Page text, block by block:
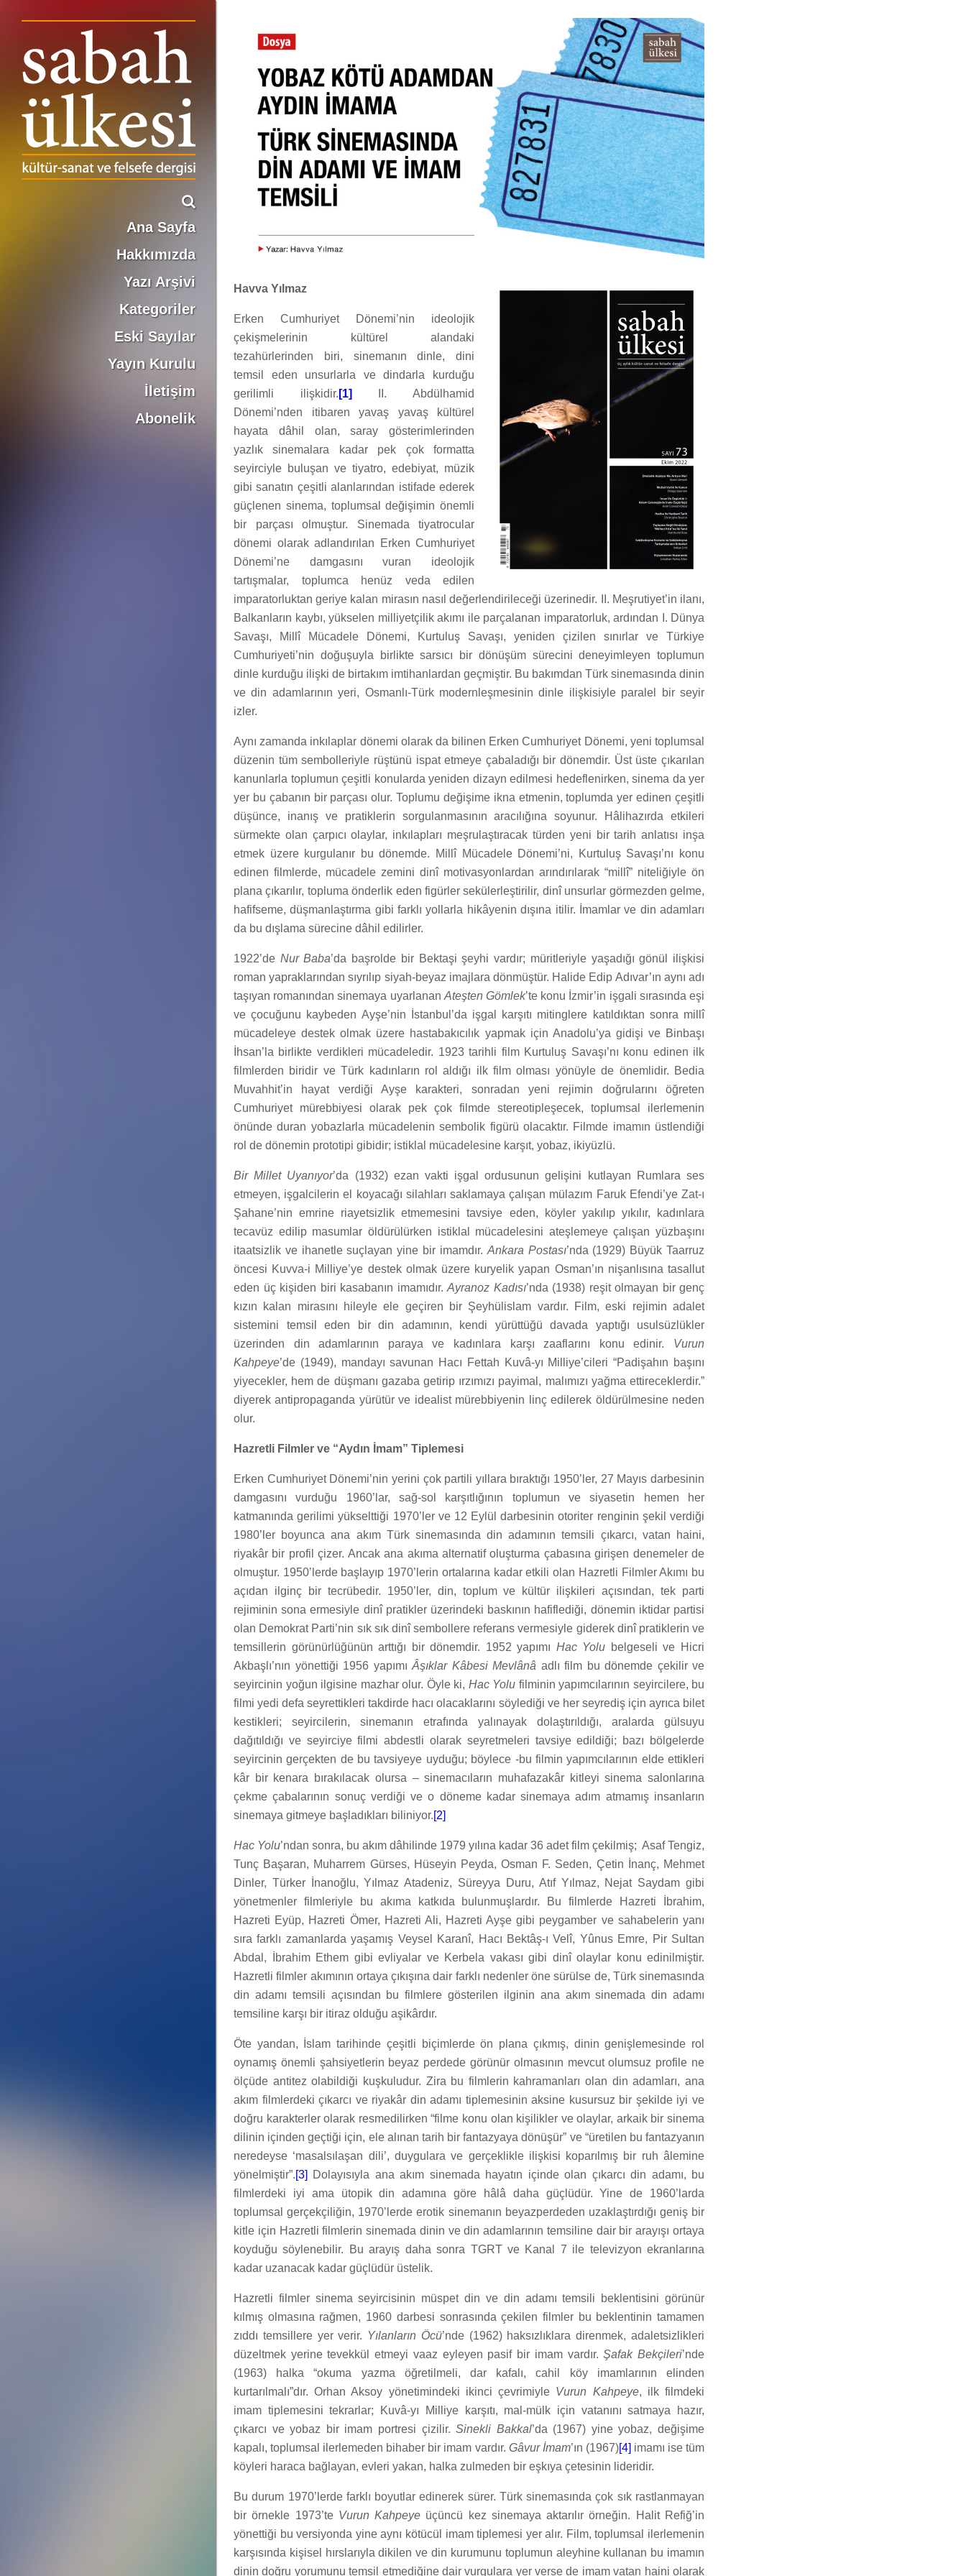
Ana Sayfa
Hakkımızda
Yazı Arşivi
Kategoriler
Eski Sayılar
Yayın Kurulu
İletişim
Abonelik
Havva Yılmaz
Erken Cumhuriyet Dönemi’nin ideolojik
çekişmelerinin kültürel alandaki
tezahürlerinden biri, sinemanın dinle, dini
temsil eden unsurlarla ve dindarla kurduğu
gerilimli ilişkidir. [1] II. Abdülhamid
Dönemi’nden itibaren yavaş yavaş kültürel
hayata dâhil olan, saray gösterimlerinden
yazlık sinemalara kadar pek çok formatta
seyirciyle buluşan ve tiyatro, edebiyat, müzik
gibi sanatın çeşitli alanlarından istifade ederek
güçlenen sinema, toplumsal değişimin önemli
bir parçası olmuştur. Sinemada tiyatrocular
dönemi olarak adlandırılan Erken Cumhuriyet
Dönemi’ne damgasını vuran ideolojik
tartışmalar, toplumca henüz veda edilen
imparatorluktan geriye kalan mirasın nasıl değerlendirileceği üzerinedir. II. Meşrutiyet’in ilanı,
Balkanların kaybı, yükselen milliyetçilik akımı ile parçalanan imparatorluk, ardından I. Dünya
Savaşı, Millî Mücadele Dönemi, Kurtuluş Savaşı, yeniden çizilen sınırlar ve Türkiye
Cumhuriyeti’nin doğuşuyla birlikte sarsıcı bir dönüşüm sürecini deneyimleyen toplumun
dinle kurduğu ilişki de birtakım imtihanlardan geçmiştir. Bu bakımdan Türk sinemasında dinin
ve din adamlarının yeri, Osmanlı-Türk modernleşmesinin dinle ilişkisiyle paralel bir seyir
izler.
Aynı zamanda inkılaplar dönemi olarak da bilinen Erken Cumhuriyet Dönemi, yeni toplumsal
düzenin tüm sembolleriyle rüştünü ispat etmeye çabaladığı bir dönemdir. Üst üste çıkarılan
kanunlarla toplumun çeşitli konularda yeniden dizayn edilmesi hedeflenirken, sinema da yer
yer bu çabanın bir parçası olur. Toplumu değişime ikna etmenin, toplumda yer edinen çeşitli
düşünce, inanış ve pratiklerin sorgulanmasının aracılığına soyunur. Hâlihazırda etkileri
sürmekte olan çarpıcı olaylar, inkılapları meşrulaştıracak türden yeni bir tarih anlatısı inşa
etmek üzere kurgulanır bu dönemde. Millî Mücadele Dönemi’ni, Kurtuluş Savaşı’nı konu
edinen filmlerde, mücadele zemini dinî motivasyonlardan arındırılarak “millî” niteliğiyle ön
plana çıkarılır, topluma önderlik eden figürler sekülerleştirilir, dinî unsurlar görmezden gelme,
hafifseme, düşmanlaştırma gibi farklı yollarla hikâyenin dışına itilir. İmamlar ve din adamları
da bu dışlama sürecine dâhil edilirler.
1922’de Nur Baba’da başrolde bir Bektaşi şeyhi vardır; müritleriyle yaşadığı gönül ilişkisi
roman yapraklarından sıyrılıp siyah-beyaz imajlara dönmüştür. Halide Edip Adıvar’ın aynı adı
taşıyan romanından sinemaya uyarlanan Ateşten Gömlek’te konu İzmir’in işgali sırasında eşi
ve çocuğunu kaybeden Ayşe’nin İstanbul’da işgal karşıtı mitinglere katıldıktan sonra millî
mücadeleye destek olmak üzere hastabakıcılık yapmak için Anadolu’ya gidişi ve Binbaşı
İhsan’la birlikte verdikleri mücadeledir. 1923 tarihli film Kurtuluş Savaşı’nı konu edinen ilk
filmlerden biridir ve Türk kadınların rol aldığı ilk film olması yönüyle de önemlidir. Bedia
Muvahhit’in hayat verdiği Ayşe karakteri, sonradan yeni rejimin doğrularını öğreten
Cumhuriyet mürebbiyesi olarak pek çok filmde stereotipleşecek, toplumsal ilerlemenin
önünde duran yobazlarla mücadelenin sembolik figürü olacaktır. Filmde imamın üstlendiği
rol de dönemin prototipi gibidir; istiklal mücadelesine karşıt, yobaz, ikiyüzlü.
Bir Millet Uyanıyor’da (1932) ezan vakti işgal ordusunun gelişini kutlayan Rumlara ses
etmeyen, işgalcilerin el koyacağı silahları saklamaya çalışan mülazım Faruk Efendi’ye Zat-ı
Şahane’nin emrine riayetsizlik etmemesini tavsiye eden, köyler yakılıp yıkılır, kadınlara
tecavüz edilip masumlar öldürülürken istiklal mücadelesini ateşlemeye çalışan yüzbaşını
itaatsizlik ve ihanetle suçlayan yine bir imamdır. Ankara Postası’nda (1929) Büyük Taarruz
öncesi Kuvva-i Milliye’ye destek olmak üzere kuryelik yapan Osman’ın nişanlısına tasallut
eden üç kişiden biri kasabanın imamıdır. Ayranoz Kadısı’nda (1938) reşit olmayan bir genç
kızın kalan mirasını hileyle ele geçiren bir Şeyhülislam vardır. Film, eski rejimin adalet
sistemini temsil eden bir din adamının, kendi yürüttüğü davada yaptığı usulsüzlükler
üzerinden din adamlarının paraya ve kadınlara karşı zaaflarını konu edinir. Vurun
Kahpeye’de (1949), mandayı savunan Hacı Fettah Kuvâ-yı Milliye’cileri “Padişahın başını
yiyecekler, hem de düşmanı gazaba getirip ırzımızı payimal, malımızı yağma ettireceklerdir.”
diyerek antipropaganda yürütür ve idealist mürebbiyenin linç edilerek öldürülmesine neden
olur.
Hazretli Filmler ve “Aydın İmam” Tiplemesi
Erken Cumhuriyet Dönemi’nin yerini çok partili yıllara bıraktığı 1950’ler, 27 Mayıs darbesinin
damgasını vurduğu 1960’lar, sağ-sol karşıtlığının toplumun ve siyasetin hemen her
katmanında gerilimi yükselttiği 1970’ler ve 12 Eylül darbesinin otoriter renginin şekil verdiği
1980’ler boyunca ana akım Türk sinemasında din adamının temsili çıkarcı, vatan haini,
riyakâr bir profil çizer. Ancak ana akıma alternatif oluşturma çabasına girişen denemeler de
olmuştur. 1950’lerde başlayıp 1970’lerin ortalarına kadar etkili olan Hazretli Filmler Akımı bu
açıdan ilginç bir tecrübedir. 1950’ler, din, toplum ve kültür ilişkileri açısından, tek parti
rejiminin sona ermesiyle dinî pratikler üzerindeki baskının hafiflediği, dönemin iktidar partisi
olan Demokrat Parti’nin sık sık dinî sembollere referans vermesiyle giderek dinî pratiklerin ve
temsillerin görünürlüğünün arttığı bir dönemdir. 1952 yapımı Hac Yolu belgeseli ve Hicri
Akbaşlı’nın yönettiği 1956 yapımı Âşıklar Kâbesi Mevlânâ adlı film bu dönemde çekilir ve
seyircinin yoğun ilgisine mazhar olur. Öyle ki, Hac Yolu filminin yapımcılarının seyircilere, bu
filmi yedi defa seyrettikleri takdirde hacı olacaklarını söylediği ve her seyrediş için ayrıca bilet
kestikleri; seyircilerin, sinemanın etrafında yalınayak dolaştırıldığı, aralarda gülsuyu
dağıtıldığı ve seyirciye filmi abdestli olarak seyretmeleri tavsiye edildiği; bazı bölgelerde
seyircinin gerçekten de bu tavsiyeye uyduğu; böylece -bu filmin yapımcılarının elde ettikleri
kâr bir kenara bırakılacak olursa – sinemacıların muhafazakâr kitleyi sinema salonlarına
çekme çabalarının sonuç verdiği ve o döneme kadar sinemaya adım atmamış insanların
sinemaya gitmeye başladıkları biliniyor.[2]
Hac Yolu’ndan sonra, bu akım dâhilinde 1979 yılına kadar 36 adet film çekilmiş; Asaf Tengiz,
Tunç Başaran, Muharrem Gürses, Hüseyin Peyda, Osman F. Seden, Çetin İnanç, Mehmet
Dinler, Türker İnanoğlu, Yılmaz Atadeniz, Süreyya Duru, Atıf Yılmaz, Nejat Saydam gibi
yönetmenler filmleriyle bu akıma katkıda bulunmuşlardır. Bu filmlerde Hazreti İbrahim,
Hazreti Eyüp, Hazreti Ömer, Hazreti Ali, Hazreti Ayşe gibi peygamber ve sahabelerin yanı
sıra farklı zamanlarda yaşamış Veysel Karanî, Hacı Bektâş-ı Velî, Yûnus Emre, Pir Sultan
Abdal, İbrahim Ethem gibi evliyalar ve Kerbela vakası gibi dinî olaylar konu edinilmiştir.
Hazretli filmler akımının ortaya çıkışına dair farklı nedenler öne sürülse de, Türk sinemasında
din adamı temsili açısından bu filmlere gösterilen ilginin ana akım sinemada din adamı
temsiline karşı bir itiraz olduğu aşikârdır.
Öte yandan, İslam tarihinde çeşitli biçimlerde ön plana çıkmış, dinin genişlemesinde rol
oynamış önemli şahsiyetlerin beyaz perdede görünür olmasının mevcut olumsuz profile ne
ölçüde antitez olabildiği kuşkuludur. Zira bu filmlerin kahramanları olan din adamları, ana
akım filmlerdeki çıkarcı ve riyakâr din adamı tiplemesinin aksine kusursuz bir şekilde iyi ve
doğru karakterler olarak resmedilirken “filme konu olan kişilikler ve olaylar, arkaik bir sinema
dilinin içinden geçtiği için, ele alınan tarih bir fantazyaya dönüşür” ve “üretilen bu fantazyanın
neredeyse ‘masalsılaşan dili’, duygulara ve gerçeklikle ilişkisi koparılmış bir ruh âlemine
yönelmiştir”.[3]
Dolayısıyla ana akım sinemada hayatın içinde olan çıkarcı din adamı, bu
filmlerdeki iyi ama ütopik din adamına göre hâlâ daha güçlüdür. Yine de 1960’larda
toplumsal gerçekçiliğin, 1970’lerde erotik sinemanın beyazperdeden uzaklaştırdığı geniş bir
kitle için Hazretli filmlerin sinemada dinin ve din adamlarının temsiline dair bir arayışı ortaya
koyduğu söylenebilir. Bu arayış daha sonra TGRT ve Kanal 7 ile televizyon ekranlarına
kadar uzanacak kadar güçlüdür üstelik.
Hazretli filmler sinema seyircisinin müspet din ve din adamı temsili beklentisini görünür
kılmış olmasına rağmen, 1960 darbesi sonrasında çekilen filmler bu beklentinin tamamen
zıddı temsillere yer verir. Yılanların Öcü’nde (1962) haksızlıklara direnmek, adaletsizlikleri
düzeltmek yerine tevekkül etmeyi vaaz eyleyen pasif bir imam vardır.Şafak Bekçileri’nde
(1963) halka “okuma yazma öğretilmeli, dar kafalı, cahil köy imamlarının elinden
kurtarılmalı”dır. Orhan Aksoy yönetimindeki ikinci çevrimiyle Vurun Kahpeye, ilk filmdeki
imam tiplemesini tekrarlar; Kuvâ-yı Milliye karşıtı, mal-mülk için vatanını satmaya hazır,
çıkarcı ve yobaz bir imam portresi çizilir.Sinekli Bakkal’da (1967) yine yobaz, değişime
kapalı, toplumsal ilerlemeden bihaber bir imam vardır. Gâvur İmam’ın (1967)[4] imamı ise tüm
köyleri haraca bağlayan, evleri yakan, halka zulmeden bir eşkıya çetesinin lideridir.
Bu durum 1970’lerde farklı boyutlar edinerek sürer. Türk sinemasında çok sık rastlanmayan
bir örnekle 1973’te Vurun Kahpeye üçüncü kez sinemaya aktarılır örneğin. Halit Refiğ’in
yönettiği bu versiyonda yine aynı kötücül imam tiplemesi yer alır. Film, toplumsal ilerlemenin
karşısında kişisel hırslarıyla dikilen ve din kurumunu toplumun aleyhine kullanan bu imamın
dinin doğru yorumunu temsil etmediğine dair vurgulara yer verse de imam vatan haini olarak